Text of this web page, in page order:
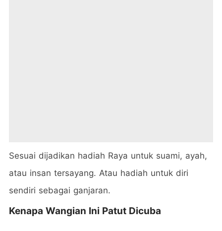
Sesuai dijadikan hadiah Raya untuk suami, ayah,
atau insan tersayang. Atau hadiah untuk diri
sendiri sebagai ganjaran.
Kenapa Wangian Ini Patut Dicuba